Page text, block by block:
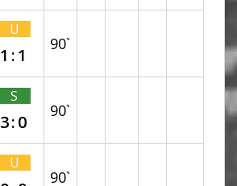
U
1:1
90`
S
3:0
90`
U
90`